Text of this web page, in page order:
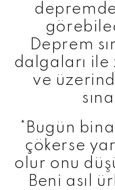
Deprem
dalgaları ile
ve
*Bugün
çökerse
olur onu
Beni asıl